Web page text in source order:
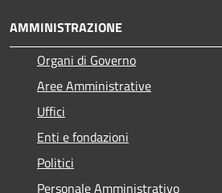
AMMINISTRAZIONE
Organi di Governo
Aree Amministrative
Uffici
Enti e fondazioni
Politici
Personale Amministrativo